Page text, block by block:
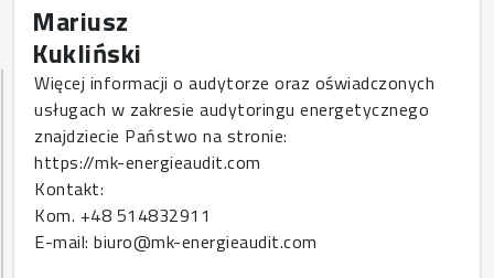
Mariusz
Kukliński
Więcej informacji o audytorze oraz oświadczonych
usługach w zakresie audytoringu energetycznego
znajdziecie Państwo na stronie:
https://mk-energieaudit.com
Kontakt:
Kom. +48 514832911
E-mail: biuro@mk-energieaudit.com